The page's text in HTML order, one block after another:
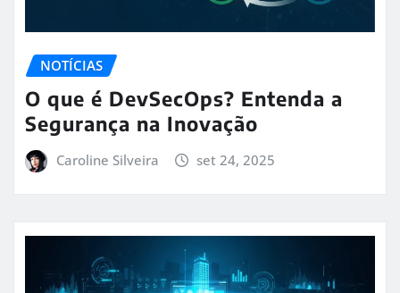
NOTÍCIAS
O que é DevSecOps? Entenda a
Segurança na Inovação
Caroline Silveira set 24, 2025